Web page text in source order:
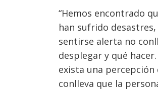
“Hemos encontrado
han sufrido
sentirse alerta no
desplegar y qué
exista una
conlleva que la